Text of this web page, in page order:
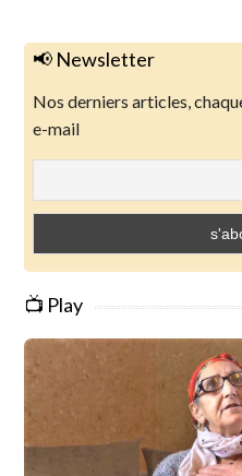
📢 Newsletter
Nos derniers articles,
e-mail
📺 Play